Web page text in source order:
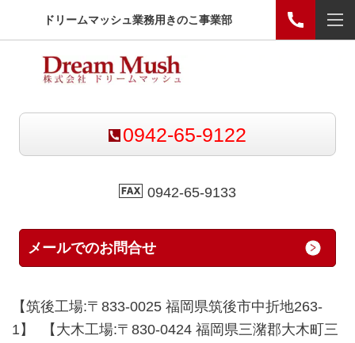
ドリームマッシュ業務用きのこ事業部
0942-65-9122
0942-65-9133
メールでのお問合せ
【筑後工場:〒833-0025 福岡県筑後市中折地263-
1】 【大木工場:〒830-0424 福岡県三潴郡大木町三